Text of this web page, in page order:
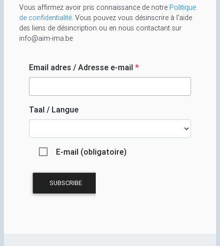
Vous affirmez avoir pris connaissance de notre Politique
de confidentialité. Vous pouvez vous désinscrire à l'aide
des liens de désincription ou en nous contactant sur
info@aim-ima.be
Email adres / Adresse e-mail *
Taal / Langue
E-mail (obligatoire)